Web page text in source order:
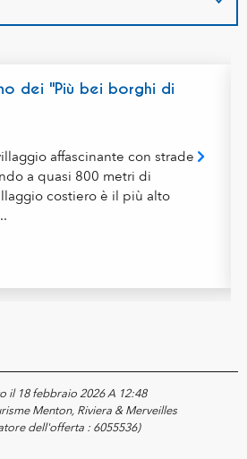
dei "Più bei borghi di
affascinante con strade
a quasi 800 metri di
costiero è il più alto
il 18 febbraio 2026 A 12:48
Menton, Riviera & Merveilles
dell'offerta : 6055536)